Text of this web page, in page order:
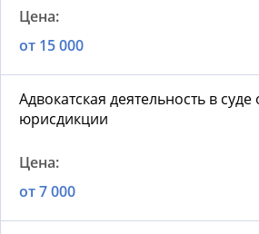
от 15 000
Адвокатская деятельность в
юрисдикции
от 7 000